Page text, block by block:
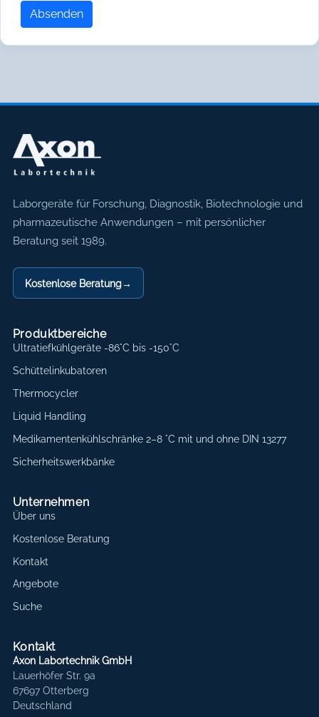
Absenden
Axon Labortechnik
Laborgeräte für Forschung, Diagnostik, Biotechnologie und
pharmazeutische Anwendungen – mit persönlicher
Beratung seit 1989.
Kostenlose Beratung→
Produktbereiche
Ultratiefkühlgeräte -86°C bis -150°C
Schüttelinkubatoren
Thermocycler
Liquid Handling
Medikamentenkühlschränke 2–8 °C mit und ohne DIN 13277
Sicherheitswerkbänke
Unternehmen
Über uns
Kostenlose Beratung
Kontakt
Angebote
Suche
Kontakt
Axon Labortechnik GmbH
Lauerhöfer Str. 9a
67697 Otterberg
Deutschland